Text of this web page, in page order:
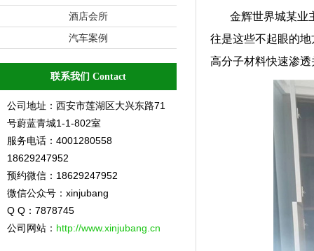
酒店会所
汽车案例
联系我们 Contact
公司地址：西安市莲湖区大兴东路71
号蔚蓝青城1-1-802室
服务电话：4001280558
18629247952
预约微信：18629247952
微信公众号：xinjubang
Q Q：7878745
公司网站： http://www.xinjubang.cn
金辉世界城某业主
往是这些不起眼的
高分子材料快速渗